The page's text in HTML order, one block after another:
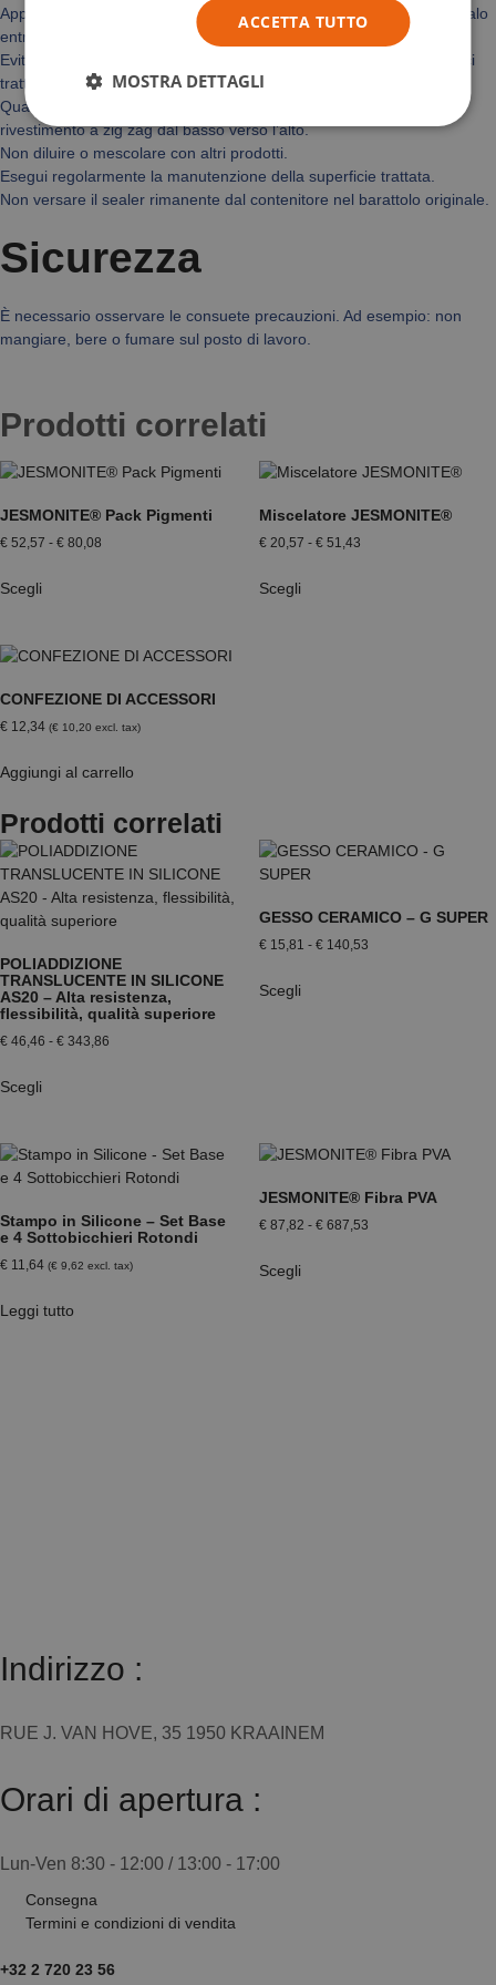
Applica uno o due strati. Se è necessario un secondo strato, applicalo
entro 15 minuti dal primo, prima che si asciughi e faccia effetto.
Evita la luce diretta del sole durante l’applicazione e tieni le superfici
trattate al riparo dalla pioggia e dal gelo durante l’asciugatura.
Quando si applica su superfici verticali, è consigliabile applicare il
rivestimento a zig zag dal basso verso l’alto.
Non diluire o mescolare con altri prodotti.
Esegui regolarmente la manutenzione della superficie trattata.
Non versare il sealer rimanente dal contenitore nel barattolo originale.
Sicurezza
È necessario osservare le consuete precauzioni. Ad esempio: non
mangiare, bere o fumare sul posto di lavoro.
Prodotti correlati
JESMONITE® Pack Pigmenti
€ 52,57 - € 80,08
Scegli
Miscelatore JESMONITE®
€ 20,57 - € 51,43
Scegli
CONFEZIONE DI ACCESSORI
€ 12,34 (€ 10,20 excl. tax)
Aggiungi al carrello
Prodotti correlati
POLIADDIZIONE
TRANSLUCENTE IN SILICONE
AS20 – Alta resistenza,
flessibilità, qualità superiore
€ 46,46 - € 343,86
Scegli
GESSO CERAMICO – G SUPER
€ 15,81 - € 140,53
Scegli
Stampo in Silicone – Set Base
e 4 Sottobicchieri Rotondi
€ 11,64 (€ 9,62 excl. tax)
Leggi tutto
JESMONITE® Fibra PVA
€ 87,82 - € 687,53
Scegli
Indirizzo :
RUE J. VAN HOVE, 35 1950 KRAAINEM
Orari di apertura :
Lun-Ven 8:30 - 12:00 / 13:00 - 17:00
Consegna
Termini e condizioni di vendita
+32 2 720 23 56
ACCETTA TUTTO
MOSTRA DETTAGLI